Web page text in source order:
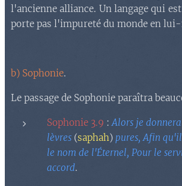
l'ancienne alliance. Un langage qui
porte pas l'impureté du monde en
b) Sophonie.
Le passage de Sophonie paraîtra
Sophonie 3.9 :Alors je
lèvres (saphah) pures, Afin
le nom de l'Éternel, Pour le
accord.